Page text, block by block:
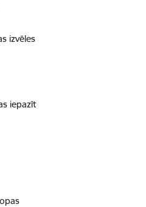
izvēles
iepazīt